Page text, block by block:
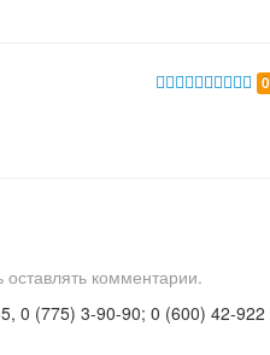
0
комментарии.
0 (775) 3-90-90; 0 (600) 42-922